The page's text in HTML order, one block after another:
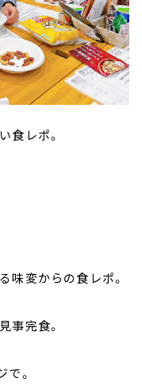
食レポ。
味変からの食レポ。
事完食。
。